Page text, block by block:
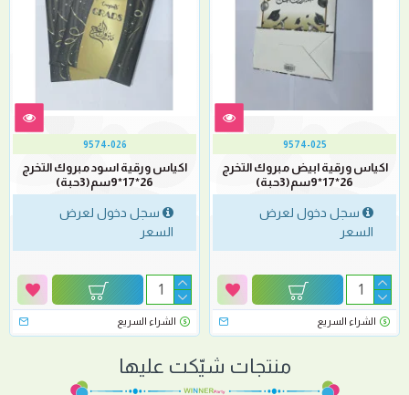
9574-025
اكياس ورقية ابيض مبروك التخرج
26*17*9سم(3حبة)
سجل دخول لعرض
السعر
الشراء السريع
9574-026
اكياس ورقية اسود مبروك التخرج
26*17*9سم(3حبة)
سجل دخول لعرض
السعر
الشراء السريع
منتجات شيّكت عليها